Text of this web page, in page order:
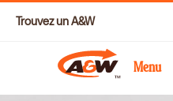
Trouvez un A&W
Menu